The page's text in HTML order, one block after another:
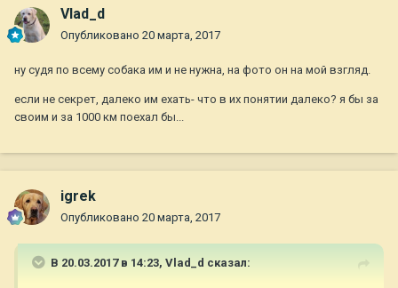
Vlad_d
Опубликовано 20 марта, 2017
ну судя по всему собака им и не нужна, на фото он на мой взгляд.
если не секрет, далеко им ехать- что в их понятии далеко? я бы за
своим и за 1000 км поехал бы...
igrek
Опубликовано 20 марта, 2017
В 20.03.2017 в 14:23, Vlad_d сказал: